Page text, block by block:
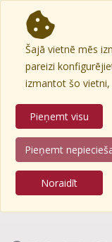
Šajā vietnē mēs
pareizi
izmantot šo
Pieņemt visu
Pieņemt
Noraidīt